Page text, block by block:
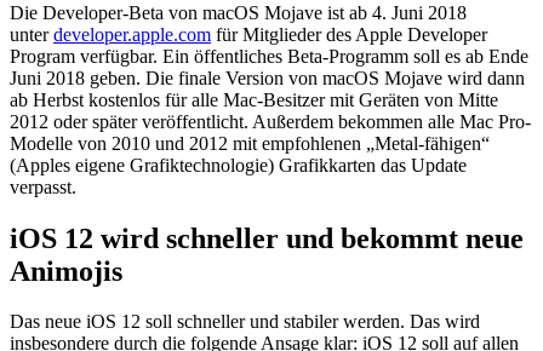
Die Developer-Beta von macOS Mojave ist ab 4. Juni 2018
unterdeveloper.apple.com für Mitglieder des Apple Developer
Program verfügbar. Ein öffentliches Beta-Programm soll es ab Ende
Juni 2018 geben. Die finale Version von macOS Mojave wird dann
ab Herbst kostenlos für alle Mac-Besitzer mit Geräten von Mitte
2012 oder später veröffentlicht. Außerdem bekommen alle Mac Pro-
Modelle von 2010 und 2012 mit empfohlenen „Metal-fähigen“
(Apples eigene Grafiktechnologie) Grafikkarten das Update
verpasst.
iOS 12 wird schneller und bekommt neue
Animojis
Das neue iOS 12 soll schneller und stabiler werden. Das wird
insbesondere durch die folgende Ansage klar: iOS 12 soll auf allen